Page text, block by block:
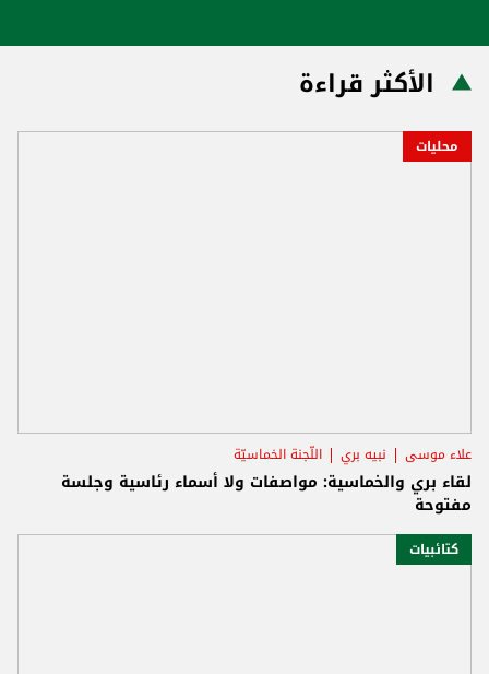
الأكثر قراءة
محليات
علاء موسى نبيه بري اللّجنة الخماسيّة
لقاء بري والخماسية: مواصفات ولا أسماء رئاسية وجلسة
مفتوحة
كتائبيات